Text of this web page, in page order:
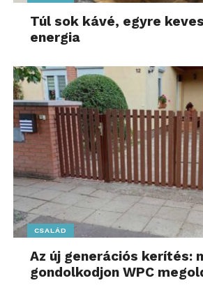
Túl sok kávé, egyre
energia
CSALÁD
Az új generációs kerítés:
gondolkodjon WPC